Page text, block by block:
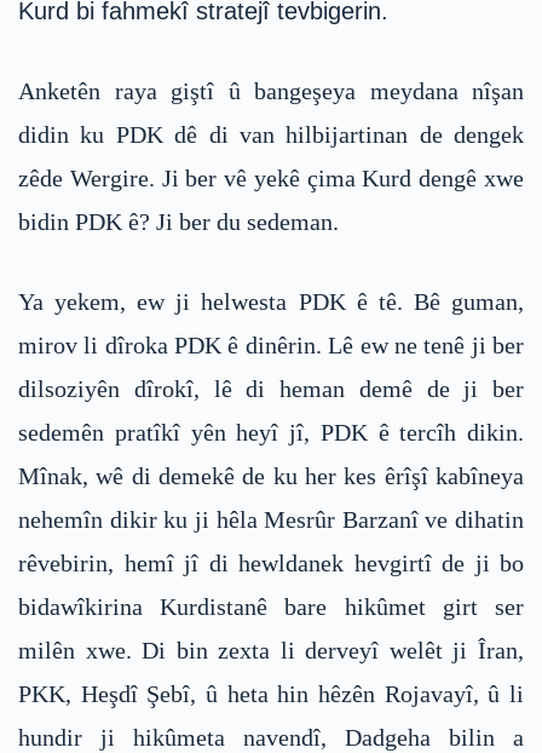
Kurd bi fahmekî stratejî tevbigerin.
Anketên raya giştî û bangeşeya meydana nîşan
didin ku PDK dê di van hilbijartinan de dengek
zêde Wergire. Ji ber vê yekê çima Kurd dengê xwe
bidin PDK ê? Ji ber du sedeman.
Ya yekem, ew ji helwesta PDK ê tê. Bê guman,
mirov li dîroka PDK ê dinêrin. Lê ew ne tenê ji ber
dilsoziyên dîrokî, lê di heman demê de ji ber
sedemên pratîkî yên heyî jî, PDK ê tercîh dikin.
Mînak, wê di demekê de ku her kes êrîşî kabîneya
nehemîn dikir ku ji hêla Mesrûr Barzanî ve dihatin
rêvebirin, hemî jî di hewldanek hevgirtî de ji bo
bidawîkirina Kurdistanê bare hikûmet girt ser
milên xwe. Di bin zexta li derveyî welêt ji Îran,
PKK, Heşdî Şebî, û heta hin hêzên Rojavayî, û li
hundir ji hikûmeta navendî, Dadgeha bilin a